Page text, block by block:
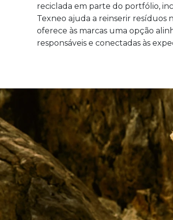
reciclada em parte do portfólio,
Texneo ajuda a reinserir resíduos
oferece às marcas uma opção
responsáveis e conectadas às